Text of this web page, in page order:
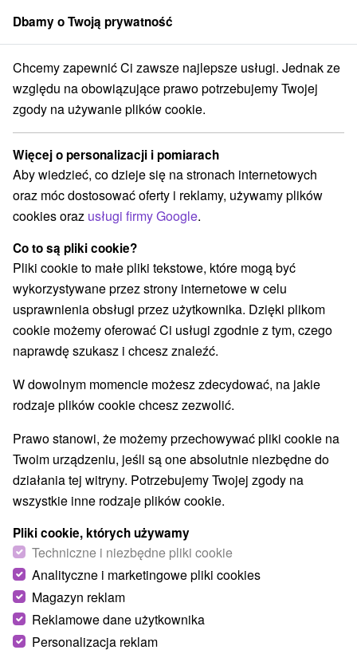
członek grupySorger
na prenájom Západné Slovensko Trenčiansky kraj Bojnice
Chaty na prenájom Bojnice
Kategorie
Wszystkie kategorie
Hotele na Slovacji(10)
Apartmány(10) Chaty na prenájom
Penzióny (14) Priváty
Wybierz lokalizację lub datę
WSZYSTKO NAJTAŃSZE NAJDROŻSZE NA
Dbamy o Twoją prywatność
Chcemy zapewnić Ci zawsze najlepsze usługi. Jednak ze
względu na obowiązujące prawo potrzebujemy Twojej
zgody na używanie plików cookie.
Więcej o personalizacji i pomiarach
Aby wiedzieć, co dzieje się na stronach internetowych
oraz móc dostosować oferty i reklamy, używamy plików
cookies oraz usługi firmy Google.
Co to są pliki cookie?
Pliki cookie to małe pliki tekstowe, które mogą być
wykorzystywane przez strony internetowe w celu
usprawnienia obsługi przez użytkownika. Dzięki plikom
cookie możemy oferować Ci usługi zgodnie z tym, czego
naprawdę szukasz i chcesz znaleźć.
W dowolnym momencie możesz zdecydować, na jakie
rodzaje plików cookie chcesz zezwolić.
Prawo stanowi, że możemy przechowywać pliki cookie na
Twoim urządzeniu, jeśli są one absolutnie niezbędne do
działania tej witryny. Potrzebujemy Twojej zgody na
wszystkie inne rodzaje plików cookie.
Pliki cookie, których używamy
Techniczne i niezbędne pliki cookie
Analityczne i marketingowe pliki cookies
Magazyn reklam
Reklamowe dane użytkownika
Personalizacja reklam